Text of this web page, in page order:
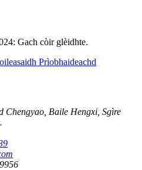
Gach còir glèidhte.
Prìobhaideachd
Chengyao, Baile Hengxi, Sgìre